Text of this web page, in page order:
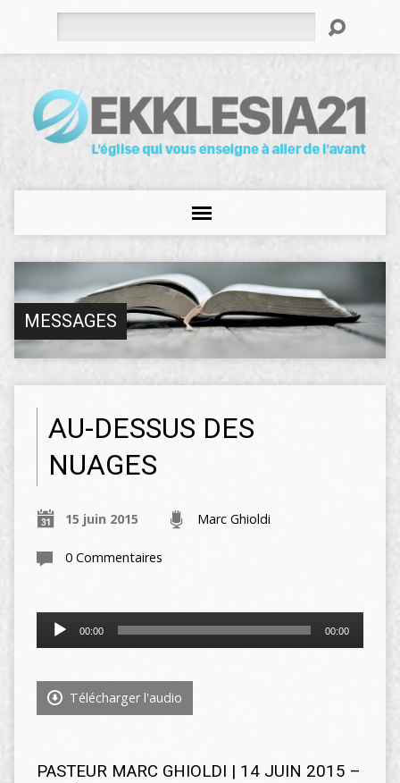
MESSAGES
AU-DESSUS DES
NUAGES
15 juin 2015 Marc Ghioldi
0 Commentaires
Lecteur
00:00 00:00
Télécharger l'audio
PASTEUR MARC GHIOLDI | 14 JUIN 2015 –